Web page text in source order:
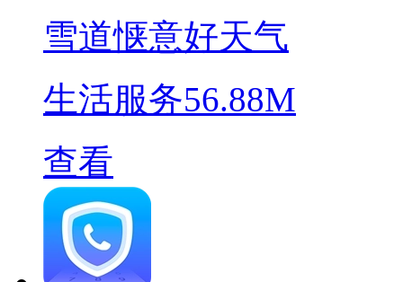
雪道惬意好天气
生活服务56.88M
查看